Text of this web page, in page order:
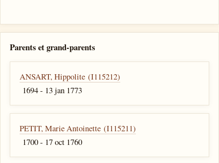
Parents et grand-parents
ANSART, Hippolite (I115212)
1694 - 13 jan 1773
PETIT, Marie Antoinette (I115211)
1700 - 17 oct 1760